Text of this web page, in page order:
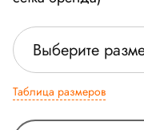
Выберите
Таблица размеров